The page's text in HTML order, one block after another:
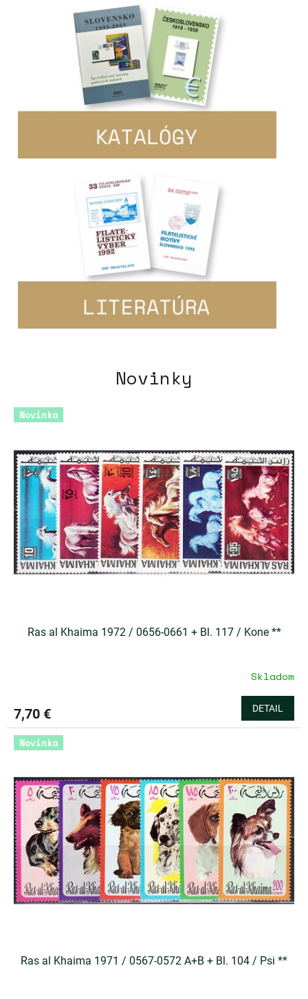
Novinky
Novinka
Ras al Khaima 1972 / 0656-0661 + Bl. 117 / Kone **
Skladom
7,70 € DETAIL
Novinka
Ras al Khaima 1971 / 0567-0572 A+B + Bl. 104 / Psi **